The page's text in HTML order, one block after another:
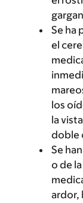
Se ha
el
los
la
doble
Se
o de
ardor,